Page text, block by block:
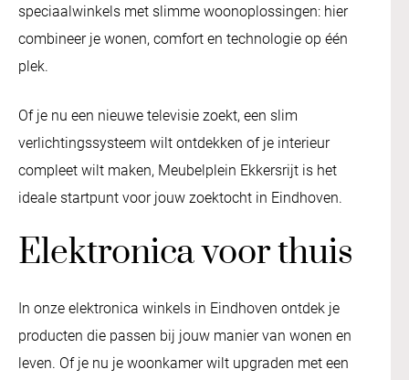
speciaalwinkels met slimme woonoplossingen: hier
combineer je wonen, comfort en technologie op één
plek.
Of je nu een nieuwe televisie zoekt, een slim
verlichtingssysteem wilt ontdekken of je interieur
compleet wilt maken, Meubelplein Ekkersrijt is het
ideale startpunt voor jouw zoektocht in Eindhoven.
Elektronica voor thuis
In onze elektronica winkels in Eindhoven ontdek je
producten die passen bij jouw manier van wonen en
leven. Of je nu je woonkamer wilt upgraden met een